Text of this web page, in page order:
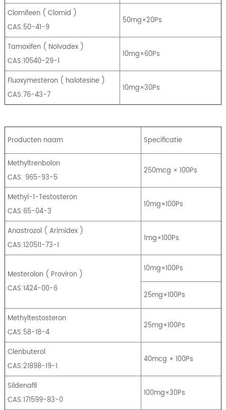
Clomifeen (Clomid )
CAS:50-41-9
50mg×20Ps
Tamoxifen ( Nolvadex )
CAS:10540-29-1
10mg×60Ps
Fluoxymesteron ( halotesine )
CAS:76-43-7
10mg×30Ps
Producten naam Specificatie
Methyltrenbolon
CAS: 965-93-5
250mcg × 100Ps
Methyl-1-Testosteron
CAS:65-04-3
10mg×100Ps
Anastrozol (Arimidex )
CAS:120511-73-1
1mg×100Ps
Mesterolon ( Proviron )
CAS:1424-00-6
10mg×100Ps
25mg×100Ps
Methyltestosteron
CAS:58-18-4
25mg×100Ps
Clenbuterol
CAS:21898-19-1
40mcg × 100Ps
Sildenafil
CAS:171599-83-0
100mg×30Ps